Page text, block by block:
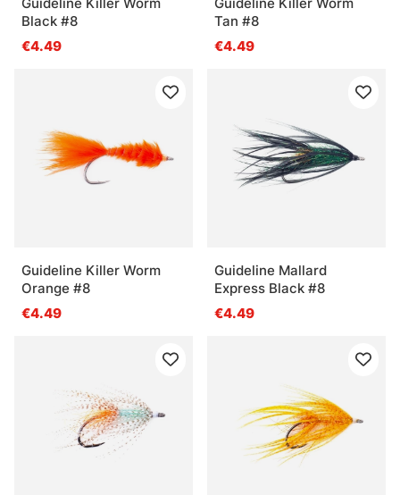
Black #8
€4.49
Tan #8
€4.49
Guideline Killer Worm
Orange #8
€4.49
Guideline Mallard
Express Black #8
€4.49